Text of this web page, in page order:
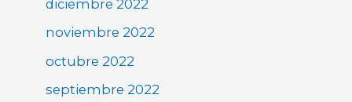
diciembre 2022
noviembre 2022
octubre 2022
septiembre 2022